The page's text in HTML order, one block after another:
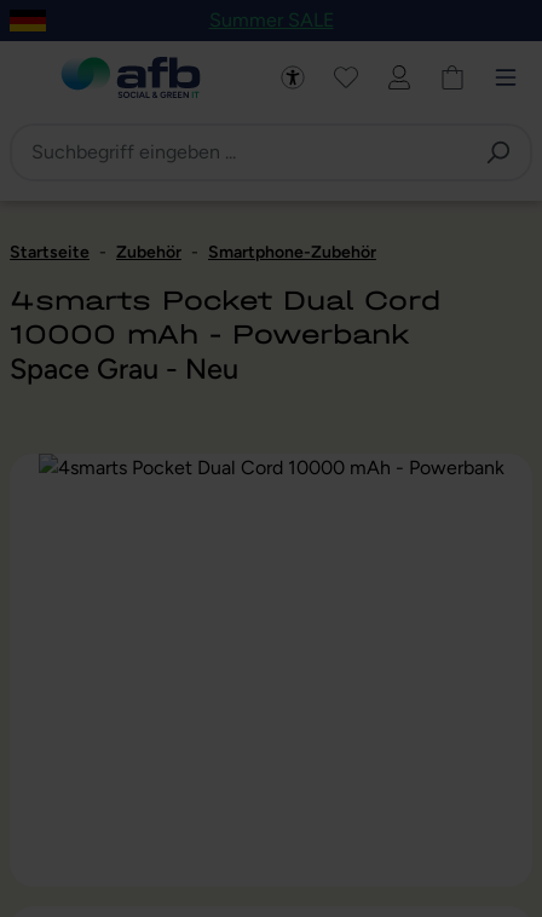
Hauptinhalt springen
Zur Navigation der B2B-Plattform springen
Summer SALE
Startseite - Zubehör - Smartphone-Zubehör
4smarts Pocket Dual Cord
10000 mAh - Powerbank
Space Grau - Neu
Bildergalerie überspringen